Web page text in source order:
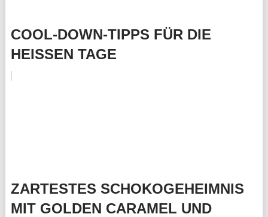
COOL-DOWN-TIPPS FÜR DIE
HEISSEN TAGE
ZARTESTES SCHOKOGEHEIMNIS
MIT GOLDEN CARAMEL UND